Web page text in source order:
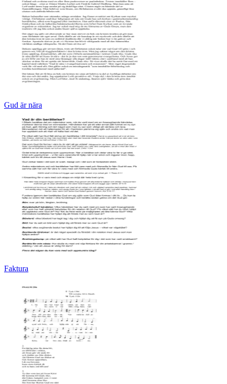
Gud är nära
Faktura